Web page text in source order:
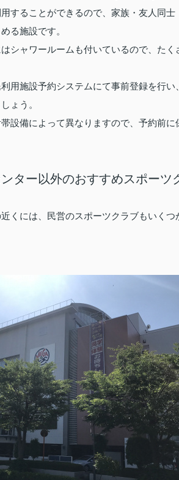
することができるので、家族・友人同
る施設です。
シャワールームも付いているので、たく
用施設予約システムにて事前登録を行い、
ょう。
設備によって異なりますので、予約前
ター以外のおすすめスポーツ
くには、民営のスポーツクラブもいくつ